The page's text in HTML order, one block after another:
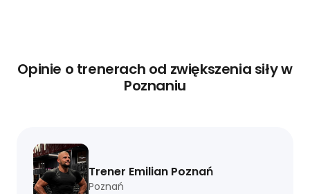
Opinie o trenerach od zwiększenia siły w
Poznaniu
Trener Emilian Poznań
Poznań